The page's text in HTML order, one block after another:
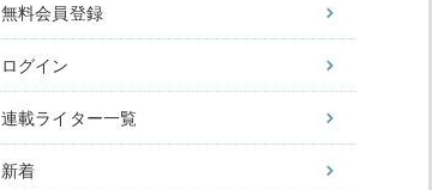
無料会員登録
ログイン
連載ライター一覧
新着